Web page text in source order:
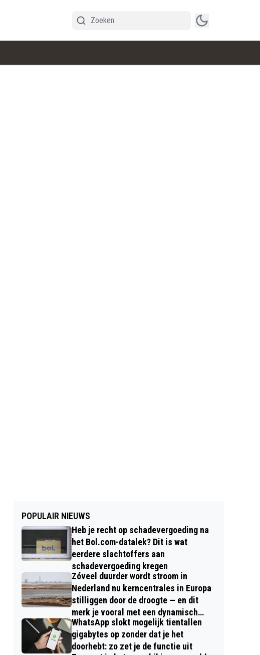
POPULAIR NIEUWS
Heb je recht op schadevergoeding na
het Bol.com-datalek? Dit is wat
eerdere slachtoffers aan
schadevergoeding kregen
Zóveel duurder wordt stroom in
Nederland nu kerncentrales in Europa
stilliggen door de droogte — en dit
merk je vooral met een dynamisch
contract
WhatsApp slokt mogelijk tientallen
gigabytes op zonder dat je het
doorhebt: zo zet je de functie uit